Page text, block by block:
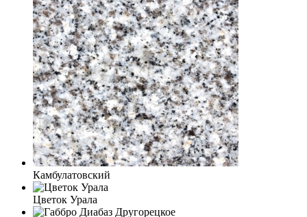
Камбулатовский
Цветок Урала